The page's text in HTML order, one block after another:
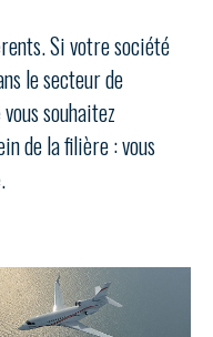
Si votre société
le secteur de
souhaitez
de la filière : vous
?
DE LA FILIÈRE ?
intégré et
français ?